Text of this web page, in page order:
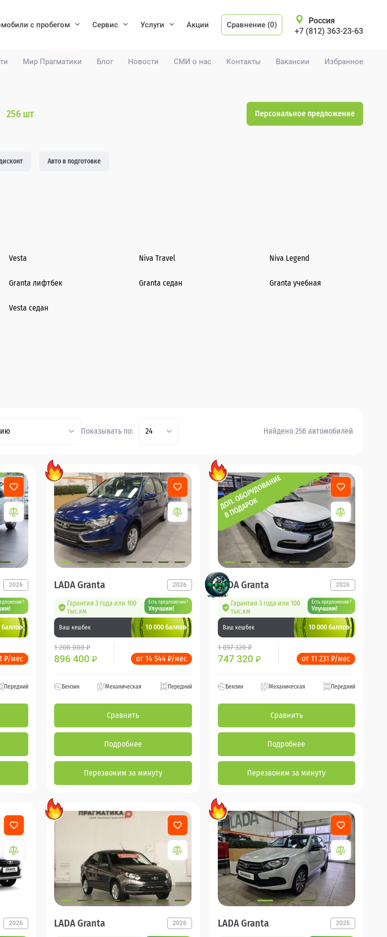
Мир Прагматики Блог Новости СМИ о нас Контакты Вакансии Избранное
с пробегом Сервис Услуги Акции Сравнение (0)
Россия
+7 (812) 363-23-63
256 шт Персональное предложение
Авто в подготовке
Vesta Niva Travel Niva Legend
Granta лифтбек Granta седан Granta учебная
Vesta седан
Показывать по: 24 Найдено 256 автомобилей
2026
баллов
₽/мес
Передний
LADA Granta 2026
Гарантия 3 года или 100
тыс.км
Есть предложение?
Улучшим!
Ваш кешбек 10 000 баллов
1 208 000 ₽
896 400₽ от 14 544 ₽/мес
Бензин Механическая Передний
Сравнить
Подробнее
Перезвоним за минуту
LADA Granta 2026
Гарантия 3 года или 100
тыс.км
Есть предложение?
Улучшим!
Ваш кешбек 10 000 баллов
1 057 320 ₽
747 320 ₽ от 11 231 ₽/мес
Бензин Механическая Передний
Сравнить
Подробнее
Перезвоним за минуту
2026 LADA Granta 2026 LADA Granta 2025